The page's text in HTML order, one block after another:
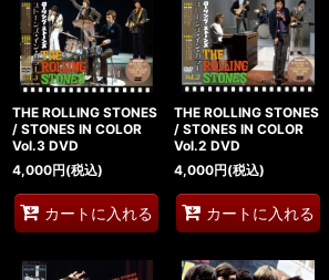
THE ROLLING STONES
/ STONES IN COLOR
Vol.3 DVD
4,000円(税込)
カートに入れる
THE ROLLING STONES
/ STONES IN COLOR
Vol.2 DVD
4,000円(税込)
カートに入れる